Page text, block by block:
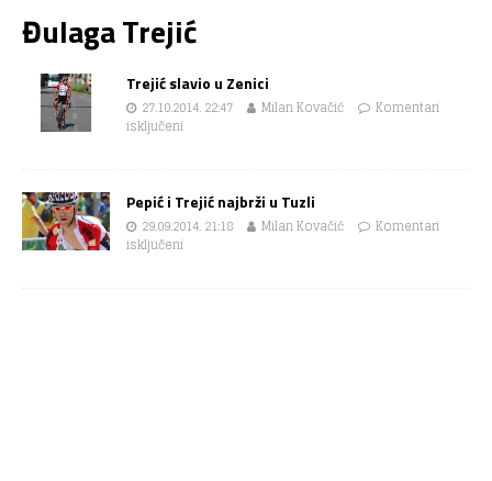
Đulaga Trejić
Trejić slavio u Zenici
27.10.2014. 22:47 Milan Kovačić
Komentari
isključeni
Pepić i Trejić najbrži u Tuzli
29.09.2014. 21:18 Milan Kovačić
Komentari
isključeni